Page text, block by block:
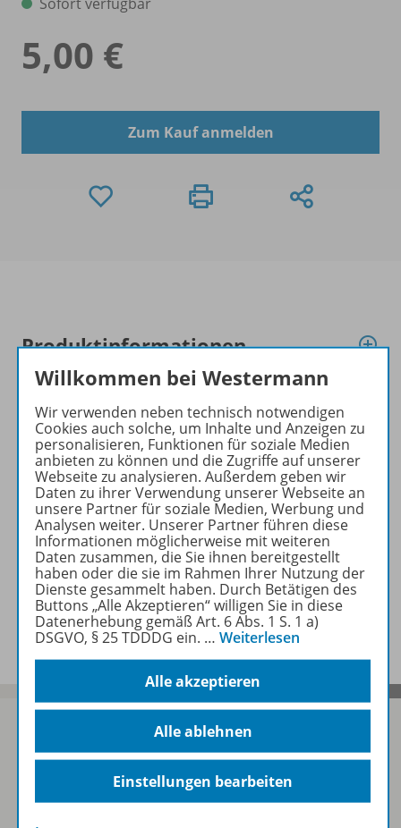
5,00 €
Zum Kauf anmelden
Produktinformationen
Beschreibung
Lizenzbedingungen
Zugehörige Produkte
Benachrichtigungs-Service
Sofort profitieren
Willkommen bei Westermann
Wir verwenden neben technisch notwendigen
Cookies auch solche, um Inhalte und Anzeigen zu
personalisieren, Funktionen für soziale Medien
anbieten zu können und die Zugriffe auf unserer
Webseite zu analysieren. Außerdem geben wir
Daten zu ihrer Verwendung unserer Webseite an
unsere Partner für soziale Medien, Werbung und
Analysen weiter. Unserer Partner führen diese
Informationen möglicherweise mit weiteren
Daten zusammen, die Sie ihnen bereitgestellt
haben oder die sie im Rahmen Ihrer Nutzung der
Dienste gesammelt haben. Durch Betätigen des
Buttons „Alle Akzeptieren“ willigen Sie in diese
Datenerhebung gemäß Art. 6 Abs. 1 S. 1 a)
DSGVO, § 25 TDDDG ein. … Weiterlesen
Alle akzeptieren
Alle ablehnen
Einstellungen bearbeiten